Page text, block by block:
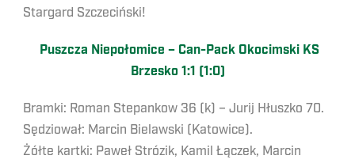
Stargard Szczeciński!
Puszcza Niepołomice – Can-Pack Okocimski KS
Brzesko 1:1 (1:0)
Bramki: Roman Stepankow 36 (k) – Jurij Hłuszko 70.
Sędziował: Marcin Bielawski (Katowice).
Żółte kartki: Paweł Strózik, Kamil Łączek, Marcin